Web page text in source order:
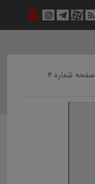
صفحه شماره ۴